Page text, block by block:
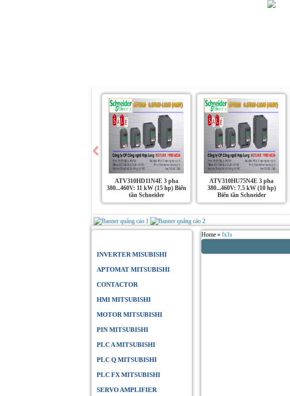
ATV310HD11N4E 3 pha
380...460V: 11 kW (15 hp) Biến
tần Schneider
ATV310HU75N4E 3 pha
380...460V: 7.5 kW (10 hp)
Biến tần Schneider
Home » fx1s
INVERTER MISUBISHI
APTOMAT MITSUBISHI
CONTACTOR
HMI MITSUBISHI
MOTOR MITSUBISHI
PIN MITSUBISHI
PLC A MITSUBISHI
PLC Q MITSUBISHI
PLC FX MITSUBISHI
SERVO AMPLIFIER